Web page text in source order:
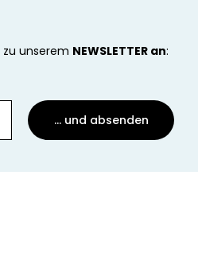
zu unserem NEWSLETTER an:
... und absenden